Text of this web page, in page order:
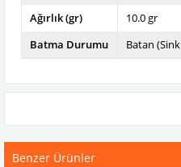
Ağırlık (gr)
10.0 gr
Batma Durumu
Batan
Benzer Ürünler